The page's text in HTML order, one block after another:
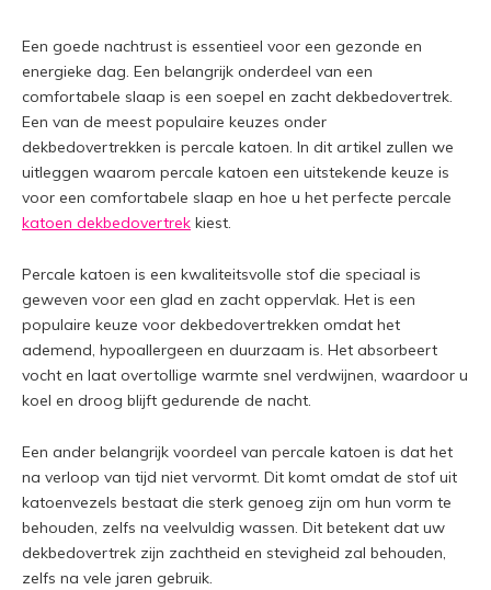
Een goede nachtrust is essentieel voor een gezonde en
energieke dag. Een belangrijk onderdeel van een
comfortabele slaap is een soepel en zacht dekbedovertrek.
Een van de meest populaire keuzes onder
dekbedovertrekken is percale katoen. In dit artikel zullen we
uitleggen waarom percale katoen een uitstekende keuze is
voor een comfortabele slaap en hoe u het perfecte percale
katoen dekbedovertrek kiest.
Percale katoen is een kwaliteitsvolle stof die speciaal is
geweven voor een glad en zacht oppervlak. Het is een
populaire keuze voor dekbedovertrekken omdat het
ademend, hypoallergeen en duurzaam is. Het absorbeert
vocht en laat overtollige warmte snel verdwijnen, waardoor u
koel en droog blijft gedurende de nacht.
Een ander belangrijk voordeel van percale katoen is dat het
na verloop van tijd niet vervormt. Dit komt omdat de stof uit
katoenvezels bestaat die sterk genoeg zijn om hun vorm te
behouden, zelfs na veelvuldig wassen. Dit betekent dat uw
dekbedovertrek zijn zachtheid en stevigheid zal behouden,
zelfs na vele jaren gebruik.